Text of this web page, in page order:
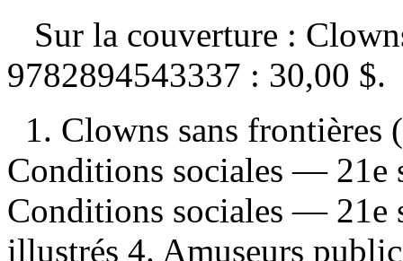
Sur la couverture :
9782894543337 : 30,00 $.
1. Clowns sans
Conditions sociales —
Conditions sociales —
illustrés 4. Amuseurs